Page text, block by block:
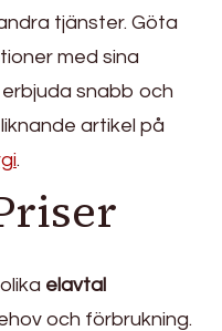
tjänster. Göta
med sina
snabb och
artikel på
.
elavtal
och förbrukning.